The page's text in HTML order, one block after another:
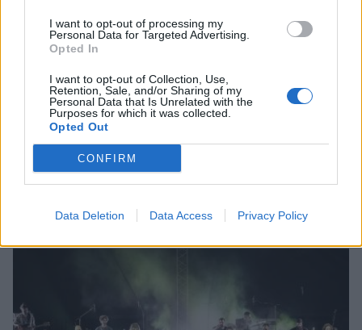
I want to opt-out of processing my
Personal Data for Targeted Advertising.
Opted In
I want to opt-out of Collection, Use,
Retention, Sale, and/or Sharing of my
Personal Data that Is Unrelated with the
Purposes for which it was collected.
Opted Out
CONFIRM
Data Deletion Data Access Privacy Policy